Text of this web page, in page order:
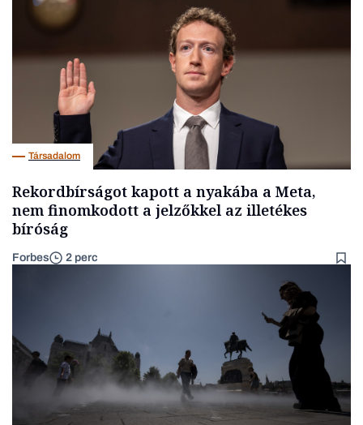
Társadalom
Rekordbírságot kapott a nyakába a Meta,
nem finomkodott a jelzőkkel az illetékes
bíróság
Forbes 2 perc